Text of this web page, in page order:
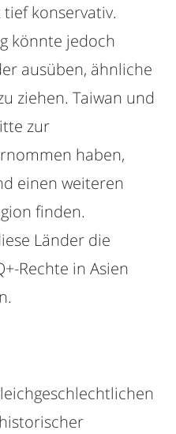
konservativ.
könnte jedoch
ausüben, ähnliche
ziehen. Taiwan und
zur
haben,
einen weiteren
finden.
Länder die
Rechte in Asien